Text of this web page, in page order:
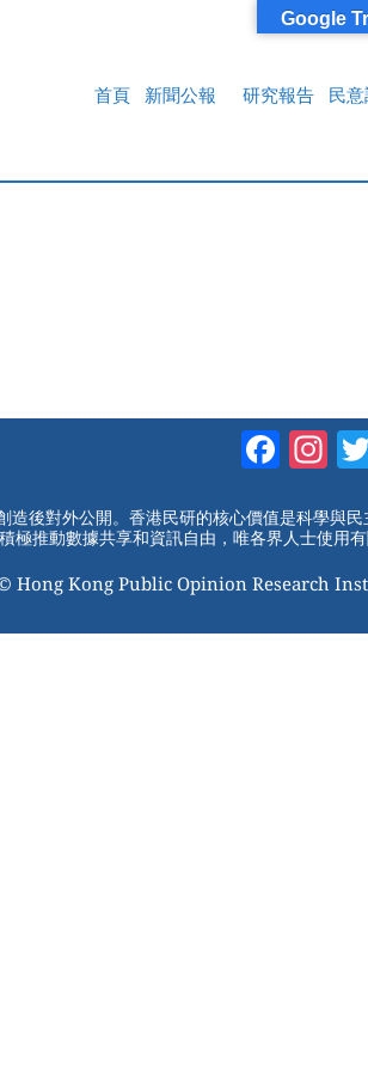
首頁
新聞公報 研究報告 民
後對外公開。香港民研的核心價值是科學與
推動數據共享和資訊自由，唯各界人士使用有
Hong Kong Public Opinion Research
Google